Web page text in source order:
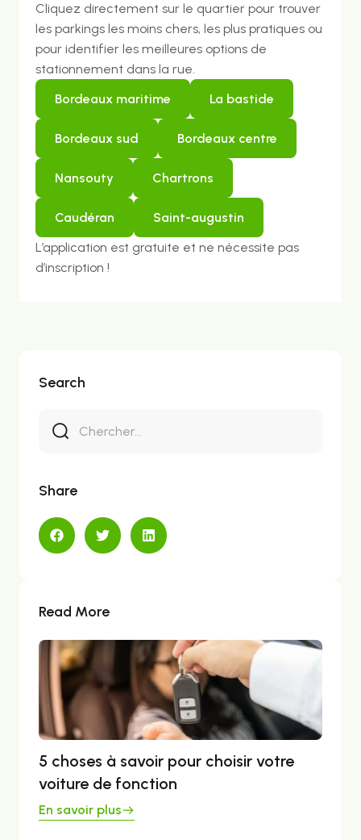
Cliquez directement sur le quartier pour trouver
les parkings les moins chers, les plus pratiques ou
pour identifier les meilleures options de
stationnement dans la rue.
bordeaux maritime
la bastide
bordeaux sud bordeaux centre
nansouty chartrons
caudéran
saint-augustin
L’application est gratuite et ne nécessite pas
d’inscription !
Search
Share
Read More
5 choses à savoir pour choisir votre
voiture de fonction
En savoir plus